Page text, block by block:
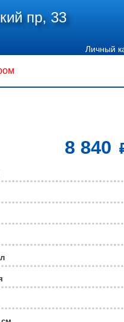
пр, 33
Личный
8 840